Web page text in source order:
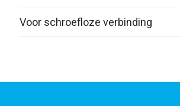
Voor schroefloze verbinding